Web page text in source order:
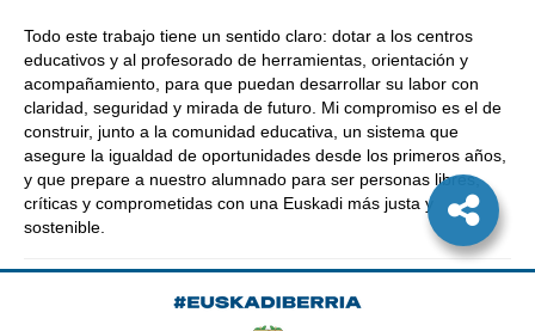
Todo este trabajo tiene un sentido claro: dotar a los centros
educativos y al profesorado de herramientas, orientación y
acompañamiento, para que puedan desarrollar su labor con
claridad, seguridad y mirada de futuro. Mi compromiso es el de
construir, junto a la comunidad educativa, un sistema que
asegure la igualdad de oportunidades desde los primeros años,
y que prepare a nuestro alumnado para ser personas libres,
críticas y comprometidas con una Euskadi más justa y
sostenible.